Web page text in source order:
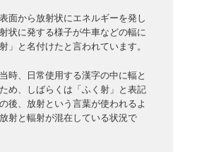
面から放射状にエネルギーを発し
状に発する様子が牛車などの輻に
」と名付けたと言われています。
時、日常使用する漢字の中に輻と
め、しばらくは「ふく射」と表記
後、放射という言葉が使われるよ
射と輻射が混在している状況で